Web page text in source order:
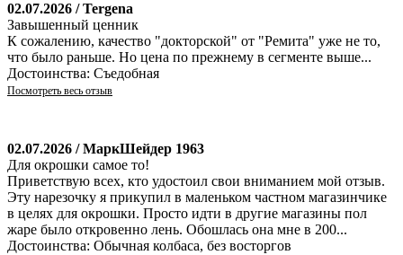
02.07.2026 / Tergena
Завышенный ценник
К сожалению, качество "докторской" от "Ремита" уже не то,
что было раньше. Но цена по прежнему в сегменте выше...
Достоинства: Съедобная
Посмотреть весь отзыв
02.07.2026 / МаркШейдер 1963
Для окрошки самое то!
Приветствую всех, кто удостоил свои вниманием мой отзыв.
Эту нарезочку я прикупил в маленьком частном магазинчике
в целях для окрошки. Просто идти в другие магазины пол
жаре было откровенно лень. Обошлась она мне в 200...
Достоинства: Обычная колбаса, без восторгов